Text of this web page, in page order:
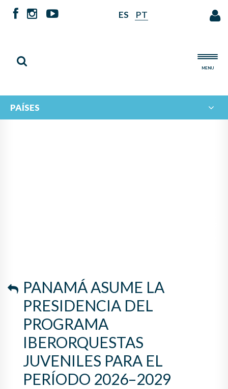
ES PT
MENU
PAÍSES
PANAMÁ ASUME LA
PRESIDENCIA DEL
PROGRAMA
IBERORQUESTAS
JUVENILES PARA EL
PERÍODO 2026–2029